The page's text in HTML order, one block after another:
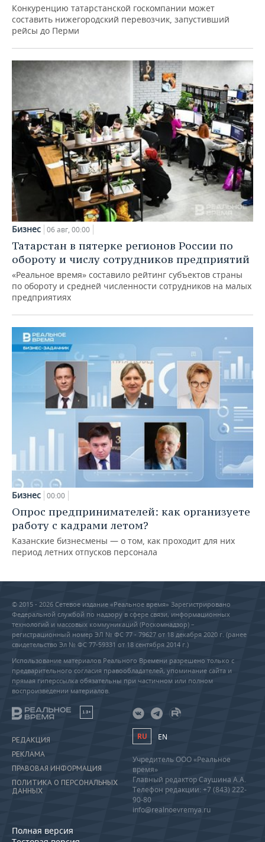
Конкуренцию татарстанской госкомпании может
составить нижегородский перевозчик, запустивший
рейсы до Перми
Бизнес 06 авг, 00:00
Татарстан в пятерке регионов России по
обороту и числу сотрудников предприятий
«Реальное время» составило рейтинг субъектов страны
по обороту и средней численности сотрудников на малых
предприятиях
Бизнес 00:00
Опрос предпринимателей: как организуете
работу с кадрами летом?
Казанские бизнесмены — о том, как проходит для них
период летних отпусков персонала
© 2015 - 2026 Сетевое издание «Реальное время» Зарегистрировано
Федеральной службой по надзору в сфере связи, информационных
технологий и массовых коммуникаций (Роскомнадзор) –
регистрационный номер ЭЛ № ФС 77 - 79627 от 18 декабря 2020 г. (ранее
свидетельство Эл № ФС 77-59331 от 18 сентября 2014 г.)
Использование материалов Реального Времени разрешено только с
предварительного согласия правообладателей, упоминание сайта и
прямая гиперссылка обязательны при частичном или полном
воспроизведении материалов.
18+
РЕДАКЦИЯ
РЕКЛАМА
ПРАВОВАЯ ИНФОРМАЦИЯ
ПОЛИТИКА О ПЕРСОНАЛЬНЫХ
ДАННЫХ
Полная версия
RU EN
Учредитель ООО «Реальное
время»
Главный редактор Саушина А.А.
Телефон редакции: +7 (843) 222-
90-80
info@realnoevremya.ru